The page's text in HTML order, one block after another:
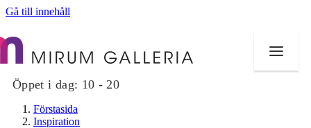
Gå till innehåll
Öppet i dag: 10 - 20
Förstasida
Inspiration